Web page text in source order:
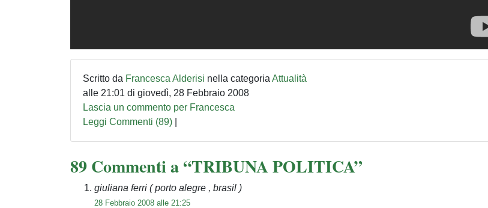
Scritto da Francesca Alderisi nella categoria Attualità
alle 21:01 di giovedì, 28 Febbraio 2008
Lascia un commento per Francesca
Leggi Commenti (89)
89 Commenti a “TRIBUNA POLITICA”
giuliana ferri ( porto alegre , brasil )
28 Febbraio 2008 alle 21:25